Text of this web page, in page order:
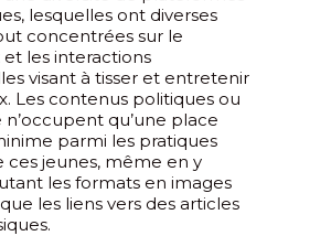
lesquelles ont diverses
concentrées sur le
les interactions
visant à tisser et entretenir
Les contenus politiques ou
n’occupent qu’une place
parmi les pratiques
ces jeunes, même en y
les formats en images
les liens vers des articles